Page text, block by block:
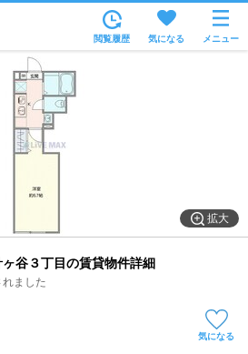
沿線・駅から
住所から
家賃相場から
通勤通学時間から
物件特集から
TOP
閲覧履歴 気になる メニュー
拡大
谷３丁目の賃貸物件詳細
ました
気になる